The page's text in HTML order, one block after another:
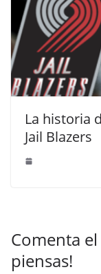
La historia
Jail Blazers
Comenta
piensas!